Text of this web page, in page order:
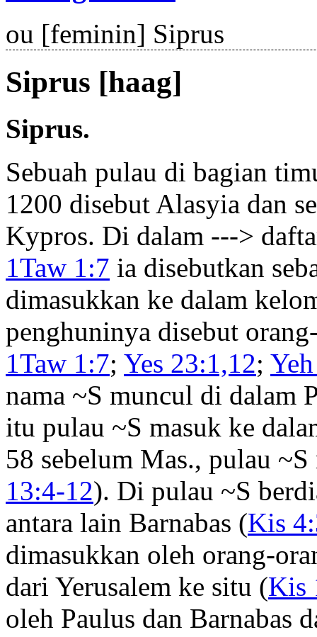
ou [feminin] Siprus
Siprus [haag]
Siprus.
Sebuah pulau di bagian
1200 disebut Alasyia dan
Kypros. Di dalam --->
1Taw 1:7 ia disebutkan
dimasukkan ke dalam
penghuninya disebut
1Taw 1:7; Yes 23:1,12;
nama ~S muncul di dalam
itu pulau ~S masuk ke
58 sebelum Mas., pulau
13:4-12). Di pulau ~S
antara lain Barnabas (Kis
dimasukkan oleh orang-
dari Yerusalem ke situ (Kis
oleh Paulus dan Barnabas